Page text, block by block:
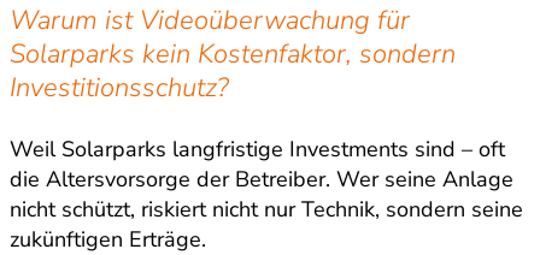
Warum ist Videoüberwachung für
Solarparks kein Kostenfaktor, sondern
Investitionsschutz?
Weil Solarparks langfristige Investments sind – oft
die Altersvorsorge der Betreiber. Wer seine Anlage
nicht schützt, riskiert nicht nur Technik, sondern seine
zukünftigen Erträge.